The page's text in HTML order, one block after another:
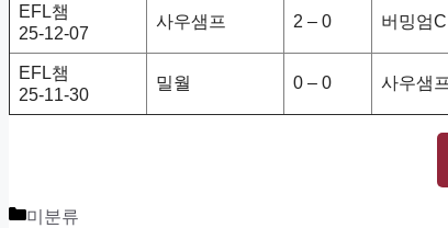
EFL챔
25-12-07
사우샘프 2 – 0 버밍엄C
EFL챔
25-11-30
밀월 0 – 0 사우샘프
Categories
미분류